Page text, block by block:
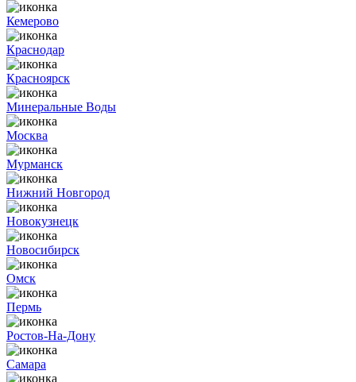
Кемерово
Краснодар
Красноярск
Минеральные Воды
Москва
Мурманск
Нижний Новгород
Новокузнецк
Новосибирск
Омск
Пермь
Ростов-На-Дону
Самара